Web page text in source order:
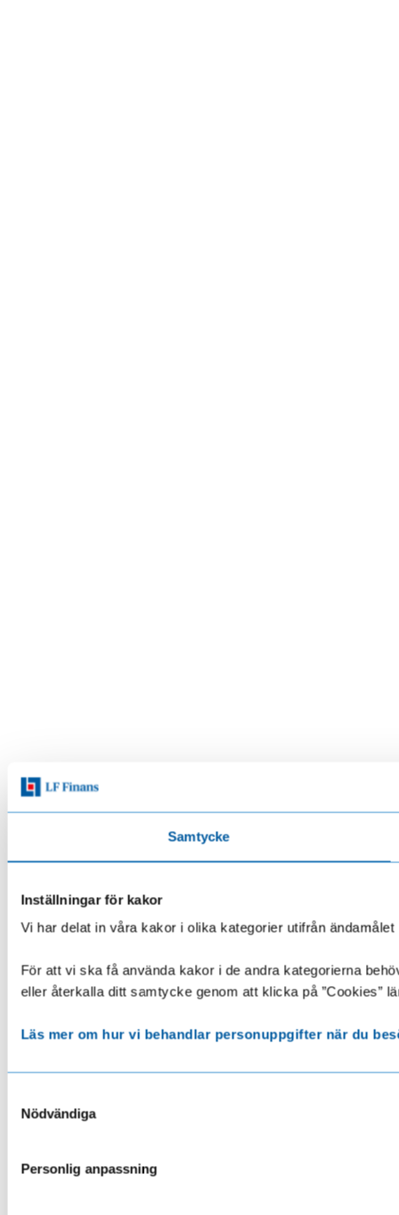
Samtycke
Inställningar för kakor
Vi har delat in våra kakor i olika kategorier utifrån
För att vi ska få använda kakor i de andra kategorierna
eller återkalla ditt samtycke genom att klicka på ”Cookies”
Läs mer om hur vi behandlar personuppgifter när du
Nödvändiga
Personlig anpassning